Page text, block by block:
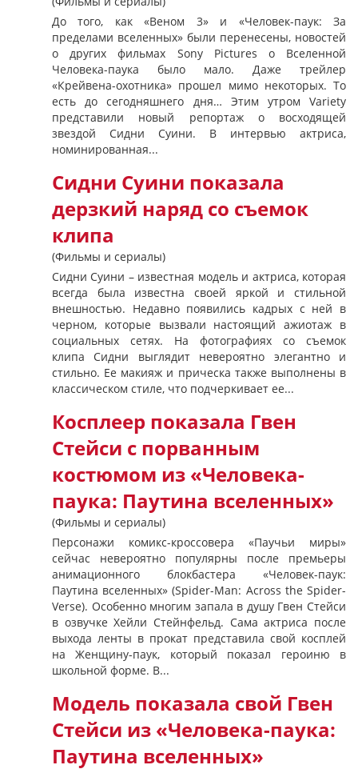
До того, как «Веном 3» и «Человек-паук: За
пределами вселенных» были перенесены, новостей
о других фильмах Sony Pictures о Вселенной
Человека-паука было мало. Даже трейлер
«Крейвена-охотника» прошел мимо некоторых. То
есть до сегодняшнего дня… Этим утром Variety
представили новый репортаж о восходящей
звездой Сидни Суини. В интервью актриса,
номинированная...
Сидни Суини показала
дерзкий наряд со съемок
клипа
(Фильмы и сериалы)
Сидни Суини – известная модель и актриса, которая
всегда была известна своей яркой и стильной
внешностью. Недавно появились кадрых с ней в
черном, которые вызвали настоящий ажиотаж в
социальных сетях. На фотографиях со съемок
клипа Сидни выглядит невероятно элегантно и
стильно. Ее макияж и прическа также выполнены в
классическом стиле, что подчеркивает ее...
Косплеер показала Гвен
Стейси с порванным
костюмом из «Человека-
паука: Паутина вселенных»
(Фильмы и сериалы)
Персонажи комикс-кроссовера «Паучьи миры»
сейчас невероятно популярны после премьеры
анимационного блокбастера «Человек-паук:
Паутина вселенных» (Spider-Man: Across the Spider-
Verse). Особенно многим запала в душу Гвен Стейси
в озвучке Хейли Стейнфельд. Сама актриса после
выхода ленты в прокат представила свой косплей
на Женщину-паук, который показал героиню в
школьной форме. В...
Модель показала свой Гвен
Стейси из «Человека-паука:
Паутина вселенных»